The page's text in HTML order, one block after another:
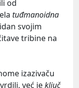
od
tuđmanoidna
svojim
tribine na
izazivaču
već jeključ